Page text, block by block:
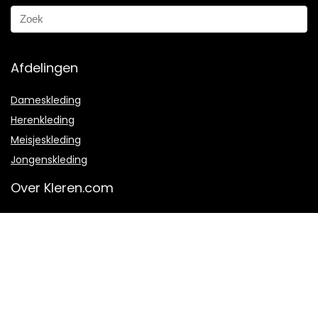
Afdelingen
Dameskleding
Herenkleding
Meisjeskleding
Jongenskleding
Over Kleren.com